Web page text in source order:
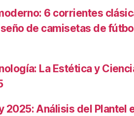
6 corrientes
de camisetas de
La Estética y
2025: Análisis del Plantel